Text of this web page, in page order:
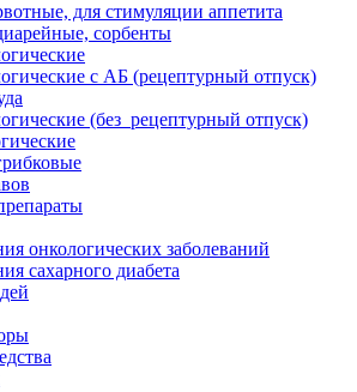
для стимуляции аппетита
сорбенты
с АБ (рецептурный отпуск)
(без_рецептурный отпуск)
онкологических заболеваний
сахарного диабета